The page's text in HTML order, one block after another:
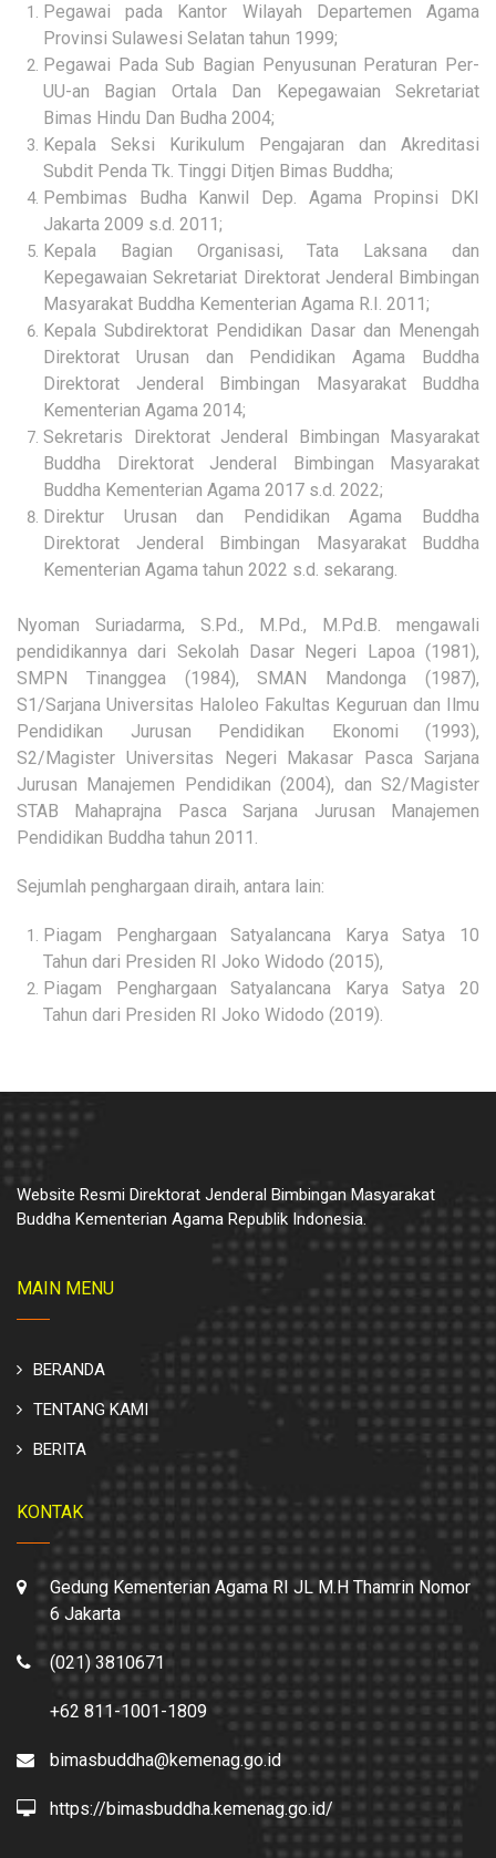
Pegawai pada Kantor Wilayah Departemen Agama
Provinsi Sulawesi Selatan tahun 1999;
Pegawai Pada Sub Bagian Penyusunan Peraturan Per-
UU-an Bagian Ortala Dan Kepegawaian Sekretariat
Bimas Hindu Dan Budha 2004;
Kepala Seksi Kurikulum Pengajaran dan Akreditasi
Subdit Penda Tk. Tinggi Ditjen Bimas Buddha;
Pembimas Budha Kanwil Dep. Agama Propinsi DKI
Jakarta 2009 s.d. 2011;
Kepala Bagian Organisasi, Tata Laksana dan
Kepegawaian Sekretariat Direktorat Jenderal Bimbingan
Masyarakat Buddha Kementerian Agama R.I. 2011;
Kepala Subdirektorat Pendidikan Dasar dan Menengah
Direktorat Urusan dan Pendidikan Agama Buddha
Direktorat Jenderal Bimbingan Masyarakat Buddha
Kementerian Agama 2014;
Sekretaris Direktorat Jenderal Bimbingan Masyarakat
Buddha Direktorat Jenderal Bimbingan Masyarakat
Buddha Kementerian Agama 2017 s.d. 2022;
Direktur Urusan dan Pendidikan Agama Buddha
Direktorat Jenderal Bimbingan Masyarakat Buddha
Kementerian Agama tahun 2022 s.d. sekarang.
Nyoman Suriadarma, S.Pd., M.Pd., M.Pd.B. mengawali
pendidikannya dari Sekolah Dasar Negeri Lapoa (1981),
SMPN Tinanggea (1984), SMAN Mandonga (1987),
S1/Sarjana Universitas Haloleo Fakultas Keguruan dan Ilmu
Pendidikan Jurusan Pendidikan Ekonomi (1993),
S2/Magister Universitas Negeri Makasar Pasca Sarjana
Jurusan Manajemen Pendidikan (2004), dan S2/Magister
STAB Mahaprajna Pasca Sarjana Jurusan Manajemen
Pendidikan Buddha tahun 2011.
Sejumlah penghargaan diraih, antara lain:
Piagam Penghargaan Satyalancana Karya Satya 10
Tahun dari Presiden RI Joko Widodo (2015),
Piagam Penghargaan Satyalancana Karya Satya 20
Tahun dari Presiden RI Joko Widodo (2019).
Website Resmi Direktorat Jenderal Bimbingan Masyarakat
Buddha Kementerian Agama Republik Indonesia.
MAIN MENU
BERANDA
TENTANG KAMI
BERITA
KONTAK
Gedung Kementerian Agama RI JL M.H Thamrin Nomor
6 Jakarta
(021) 3810671
+62 811-1001-1809
bimasbuddha@kemenag.go.id
https://bimasbuddha.kemenag.go.id/